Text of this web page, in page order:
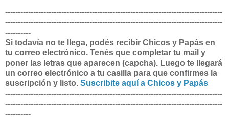
-------------------------------------------------------------------------------------
-------------------------------------------------------------------------------------
----------
Si todavía no te llega, podés recibir Chicos y Papás en
tu correo electrónico. Tenés que completar tu mail y
poner las letras que aparecen (capcha). Luego te llegará
un correo electrónico a tu casilla para que confirmes la
suscripción y listo. Suscribite aquí a Chicos y Papás
-------------------------------------------------------------------------------------
-------------------------------------------------------------------------------------
----------